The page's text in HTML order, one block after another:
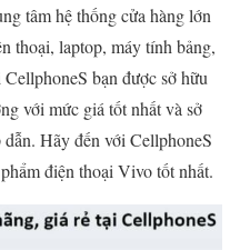
tâm hệ thống cửa hàng lớn
thoại, laptop, máy tính bảng,
bạn được sở hữu
với mức giá tốt nhất và sở
Hãy đến với CellphoneS
điện thoại Vivo tốt nhất.